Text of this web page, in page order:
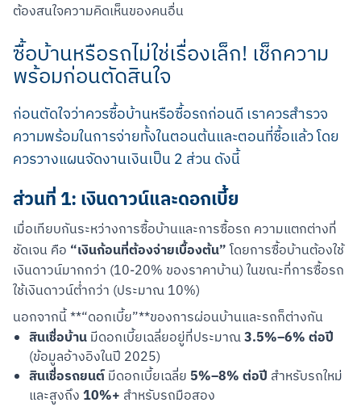
สแกนเพื่อดาวน์โหลด
ต้องสนใจความคิดเห็นของคนอื่น
ซื้อบ้านหรือรถไม่ใช่เรื่องเล็ก! เช็กความ
พร้อมก่อนตัดสินใจ
ก่อนตัดใจว่าควรซื้อบ้านหรือซื้อรถก่อนดี เราควรสำรวจ
ความพร้อมในการจ่ายทั้งในตอนต้นและตอนที่ซื้อแล้ว โดย
ควรวางแผนจัดงานเงินเป็น 2 ส่วน ดังนี้
ส่วนที่ 1: เงินดาวน์และดอกเบี้ย
เมื่อเทียบกันระหว่างการซื้อบ้านและการซื้อรถ ความแตกต่างที่
ชัดเจน คือ “เงินก้อนที่ต้องจ่ายเบื้องต้น” โดยการซื้อบ้านต้องใช้
เงินดาวน์มากกว่า (10-20% ของราคาบ้าน) ในขณะที่การซื้อรถ
ใช้เงินดาวน์ต่ำกว่า (ประมาณ 10%)
นอกจากนี้ **“ดอกเบี้ย”**ของการผ่อนบ้านและรถก็ต่างกัน
สินเชื่อบ้านมีดอกเบี้ยเฉลี่ยอยู่ที่ประมาณ3.5%–6% ต่อปี
(ข้อมูลอ้างอิงในปี 2025)
สินเชื่อรถยนต์มีดอกเบี้ยเฉลี่ย 5%–8% ต่อปี สำหรับรถใหม่
และสูงถึง10%+ สำหรับรถมือสอง